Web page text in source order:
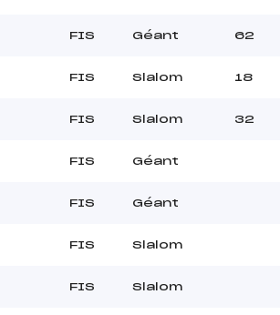
FIS Géant 62
FIS Slalom 18
FIS Slalom 32
FIS Géant
FIS Géant
FIS Slalom
FIS Slalom